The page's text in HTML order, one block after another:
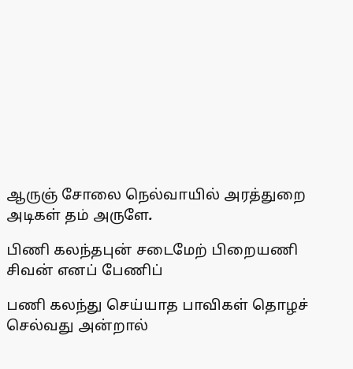
ஆருஞ் சோலை நெல்வாயில் அரத்துறை
அடிகள் தம் அருளே.
பிணி கலந்தபுன் சடைமேற் பிறையணி
சிவன் எனப் பேணிப்
பணி கலந்து செய்யாத பாவிகள் தொழச்
செல்வது அன்றால்